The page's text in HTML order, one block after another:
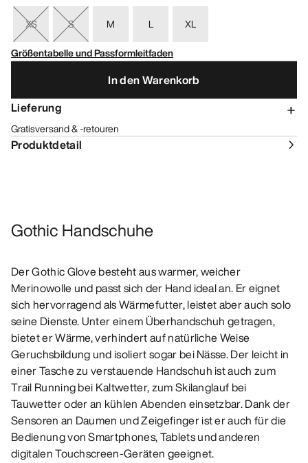
XS S M L
XL
Größentabelle und Passformleitfaden
In den Warenkorb
Lieferung
Gratisversand & -retouren
Produktdetail
Gothic Handschuhe
Der Gothic Glove besteht aus warmer, weicher
Merinowolle und passt sich der Hand ideal an. Er eignet
sich hervorragend als Wärmefutter, leistet aber auch solo
seine Dienste. Unter einem Überhandschuh getragen,
bietet er Wärme, verhindert auf natürliche Weise
Geruchsbildung und isoliert sogar bei Nässe. Der leicht in
einer Tasche zu verstauende Handschuh ist auch zum
Trail Running bei Kaltwetter, zum Skilanglauf bei
Tauwetter oder an kühlen Abenden einsetzbar. Dank der
Sensoren an Daumen und Zeigefinger ist er auch für die
Bedienung von Smartphones, Tablets und anderen
digitalen Touchscreen-Geräten geeignet.